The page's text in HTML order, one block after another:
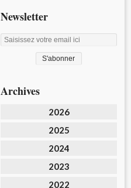
Newsletter
Archives
2026
2025
2024
2023
2022